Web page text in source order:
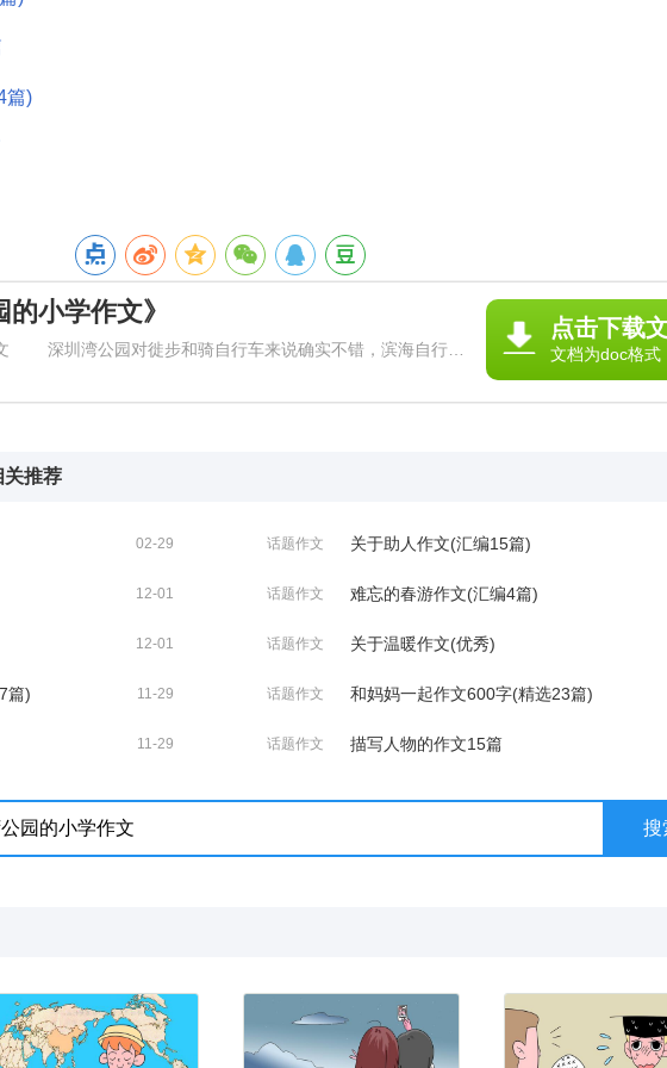
篇)
的小学作文》
深圳湾公园对徙步和骑自行车来说确实不错，滨海自行车
但园内禁止机动车行驶。如下是小编给大家整理的深圳湾公
点击下载
文档为doc格式
关推荐
02-29 话题作文 关于助人作文(汇编15篇)
12-01 话题作文 难忘的春游作文(汇编4篇)
12-01 话题作文 关于温暖作文(优秀)
篇) 11-29 话题作文 和妈妈一起作文600字(精选23篇)
11-29 话题作文 描写人物的作文15篇